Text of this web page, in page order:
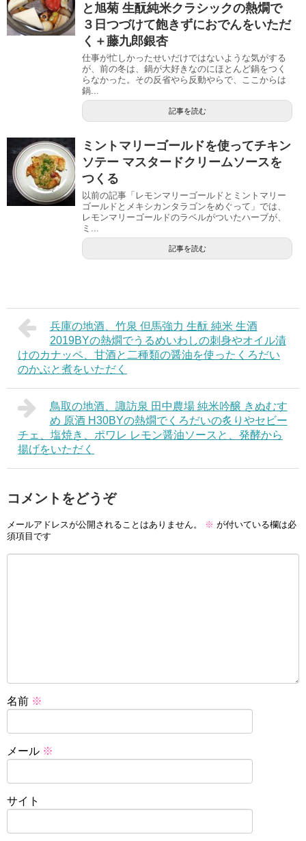
と旭菊 生酛純米クラシックの熱燗で
３日つづけて飽きずにおでんをいただ
く＋藤九郎銀杏
仕事が忙しかったせいだけではないような気がする
が、前の冬は、鍋が大好きなのにほとんど鍋をつく
らなかった。その反省やら反動やらで、ここからは
鍋...
記事を読む
ミントマリーゴールドを使ってチキン
ソテー マスタードクリームソースを
つくる
以前の記事「レモンマリーゴールドとミントマリー
ゴールドとメキシカンタラゴンをめぐって」では、
レモンマリーゴールドのラベルがついたハーブが、
ミ...
記事を読む
兵庫の地酒、竹泉 但馬強力 生酛 純米 生酒
2019BYの熱燗でうるめいわしの刺身やオイル漬
けのカナッペ、甘酒と二種類の醤油を使ったくろだい
のかぶと煮をいただく
鳥取の地酒、諏訪泉 田中農場 純米吟醸 きぬむす
め 原酒 H30BYの熱燗でくろだいの炙りやセビー
チェ、塩焼き、ポワレ レモン醤油ソースと、発酵から
揚げをいただく
コメントをどうぞ
メールアドレスが公開されることはありません。 ※ が付いている欄は必
須項目です
名前 ※
メール ※
サイト